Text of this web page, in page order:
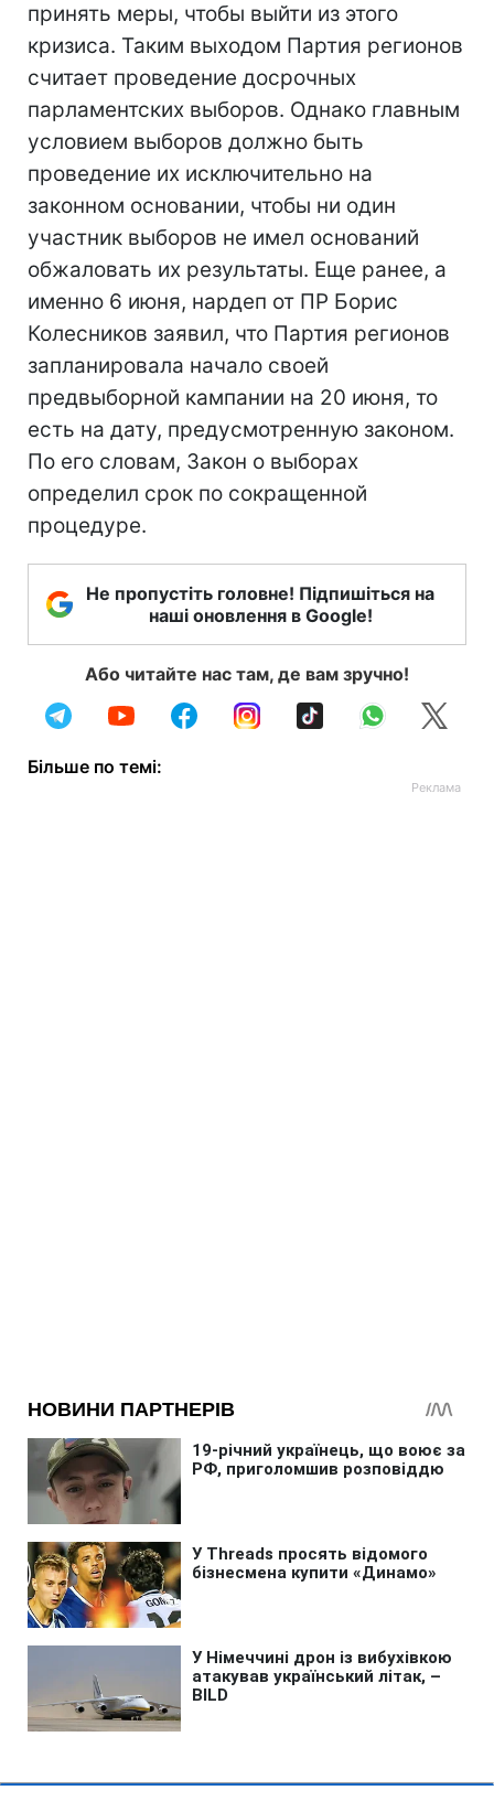
принять меры, чтобы выйти из этого
кризиса. Таким выходом Партия регионов
считает проведение досрочных
парламентских выборов. Однако главным
условием выборов должно быть
проведение их исключительно на
законном основании, чтобы ни один
участник выборов не имел оснований
обжаловать их результаты. Еще ранее, а
именно 6 июня, нардеп от ПР Борис
Колесников заявил, что Партия регионов
запланировала начало своей
предвыборной кампании на 20 июня, то
есть на дату, предусмотренную законом.
По его словам, Закон о выборах
определил срок по сокращенной
процедуре.
Не пропустіть головне! Підпишіться на
наші оновлення в Google!
Або читайте нас там, де вам зручно!
Більше по темі: